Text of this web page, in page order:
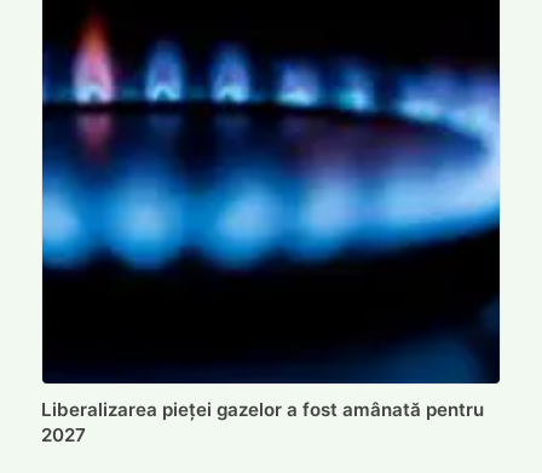
Liberalizarea pieței gazelor a fost amânată pentru
2027